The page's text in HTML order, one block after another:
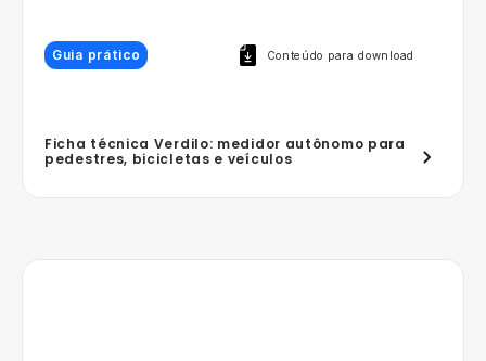
Guia prático Conteúdo para download
Ficha técnica Verdilo: medidor autônomo para
pedestres, bicicletas e veículos